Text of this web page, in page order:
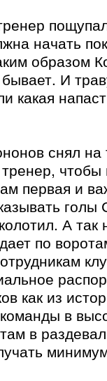
начать
образом
И
какая
снял
чтобы
первая и
А
по
как из
в
в